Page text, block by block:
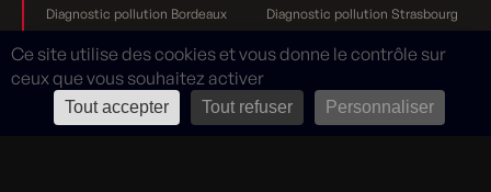
Diagnostic pollution Bordeaux
Diagnostic pollution Strasbourg
Diagnostic pollution Nantes
Diagnostic pollution Toulouse
Diagnostic pollution Grenoble
Diagnostic pollution Dijon
Diagnostic pollution Reims
Ce site utilise des cookies et vous donne le contrôle sur
ceux que vous souhaitez activer
Tout accepter Tout refuser Personnaliser